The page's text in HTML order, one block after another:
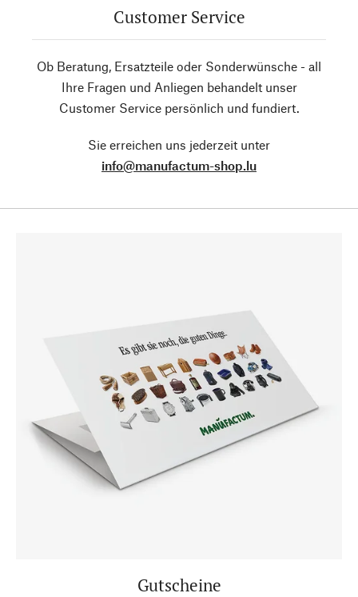
Customer Service
Ob Beratung, Ersatzteile oder Sonderwünsche - all
Ihre Fragen und Anliegen behandelt unser
Customer Service persönlich und fundiert.
Sie erreichen uns jederzeit unter
info@manufactum-shop.lu
Gutscheine